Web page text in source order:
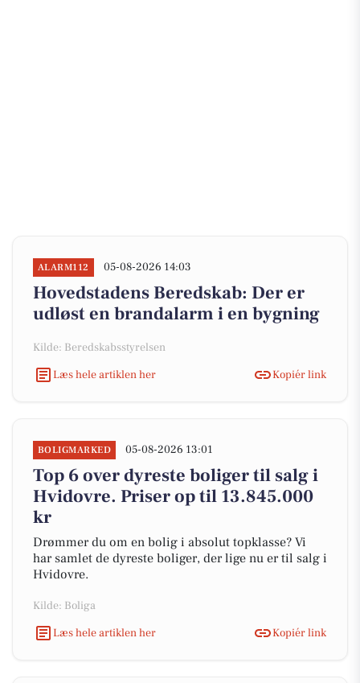
ALARM112 05-08-2026 14:03
Hovedstadens Beredskab: Der er
udløst en brandalarm i en bygning
Kilde: Beredskabsstyrelsen
Læs hele artiklen her
Kopiér link
BOLIGMARKED 05-08-2026 13:01
Top 6 over dyreste boliger til salg i
Hvidovre. Priser op til 13.845.000
kr
Drømmer du om en bolig i absolut topklasse? Vi
har samlet de dyreste boliger, der lige nu er til salg i
Hvidovre.
Kilde: Boliga
Læs hele artiklen her
Kopiér link